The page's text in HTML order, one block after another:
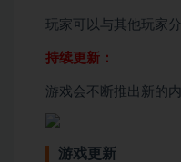
玩家可以与其他玩家
持续更新：
游戏会不断推出新的
游戏更新